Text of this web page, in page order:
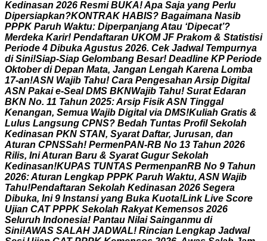
Kedinasan 2026 Resmi BUKA!Apa Saja yang Perlu
Dipersiapkan?KONTRAK HABIS? Bagaimana Nasib
PPPK Paruh Waktu: DiperpanjangAtau ‘Dipecat’?
Merdeka Karir! Pendaftaran UKOM JF Prakom & Statistisi
Periode 4 DibukaAgustus 2026. Cek Jadwal Tempurnya
di Sini!Siap-Siap Gelombang Besar! Deadline KP Periode
Oktober di Depan Mata, Jangan Lengah Karena Lomba
17-an!ASN Wajib Tahu! Cara Pengesahan Arsip Digital
ASN Pakai e-Seal DMS BKNWajib Tahu! Surat Edaran
BKN No. 11 Tahun 2025:Arsip FisikASN Tinggal
Kenangan, Semua Wajib Digital via DMS!Kuliah Gratis &
Lulus Langsung CPNS? Bedah Tuntas Profil Sekolah
Kedinasan PKN STAN, Syarat Daftar, Jurusan, dan
Aturan CPNSSah! PermenPAN-RB No 13 Tahun 2026
Rilis, IniAturan Baru & Syarat Gugur Sekolah
Kedinasan!KUPAS TUNTAS PermenpanRB No 9 Tahun
2026:Aturan Lengkap PPPK Paruh Waktu, ASN Wajib
Tahu!Pendaftaran Sekolah Kedinasan 2026 Segera
Dibuka, Ini 9 Instansi yang Buka Kuota!Link Live Score
Ujian CAT PPPK Sekolah Rakyat Kemensos 2026
Seluruh Indonesia! Pantau Nilai Sainganmu di
Sini!AWAS SALAH JADWAL! Rincian Lengkap Jadwal